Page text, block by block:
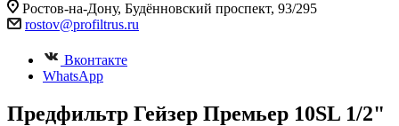
Ростов-на-Дону, Будённовский проспект, 93/295
rostov@profiltrus.ru
Вконтакте
WhatsApp
Предфильтр Гейзер Премьер 10SL 1/2"